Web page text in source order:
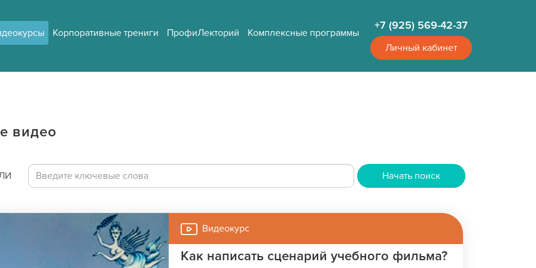
+7 (925) 569-42-37
Личный кабинет
Корпоративные трениги ПрофиЛекторий Комплексные программы
видео
Начать поиск
Видеокурс
Как написать сценарий учебного фильма?